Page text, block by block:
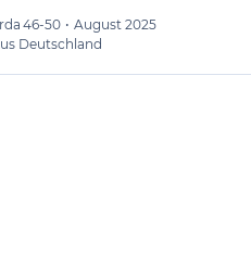
46-50 • August 2025
Deutschland